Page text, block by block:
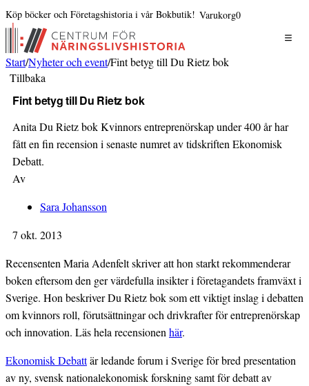
Köp böcker och Företagshistoria i vår Bokbutik! Varukorg0
Start/Nyheter och event/Fint betyg till Du Rietz bok
Tillbaka
Fint betyg till Du Rietz bok
Anita Du Rietz bok Kvinnors entreprenörskap under 400 år har
fått en fin recension i senaste numret av tidskriften Ekonomisk
Debatt.
Av
Sara Johansson
7 okt. 2013
Recensenten Maria Adenfelt skriver att hon starkt rekommenderar
boken eftersom den ger värdefulla insikter i företagandets framväxt i
Sverige. Hon beskriver Du Rietz bok som ett viktigt inslag i debatten
om kvinnors roll, förutsättningar och drivkrafter för entreprenörskap
och innovation. Läs hela recensionenhär.
Ekonomisk Debattär ledande forum i Sverige för bred presentation
av ny, svensk nationalekonomisk forskning samt för debatt av